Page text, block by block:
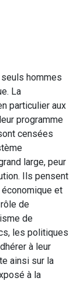
hommes
La
particulier aux
programme
censées
large, peur
Ils pensent
économique et
de
de
les politiques
à leur
ainsi sur la
à la